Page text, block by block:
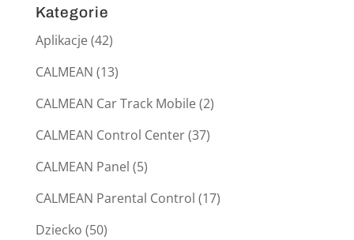
Kategorie
Aplikacje(42)
CALMEAN (13)
CALMEAN Car Track Mobile(2)
CALMEAN Control Center(37)
CALMEAN Panel (5)
CALMEAN Parental Control (17)
Dziecko (50)